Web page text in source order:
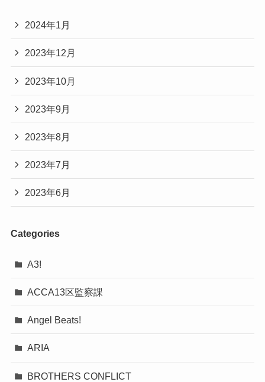
2024年1月
2023年12月
2023年10月
2023年9月
2023年8月
2023年7月
2023年6月
Categories
A3!
ACCA13区監察課
Angel Beats!
ARIA
BROTHERS CONFLICT